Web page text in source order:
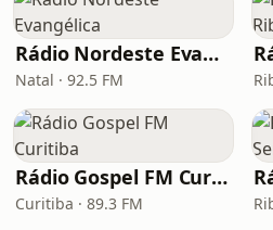
Rádio Nordeste Evangélica
Natal · 92.5 FM
Rádio Gospel FM Curitiba
Curitiba · 89.3 FM